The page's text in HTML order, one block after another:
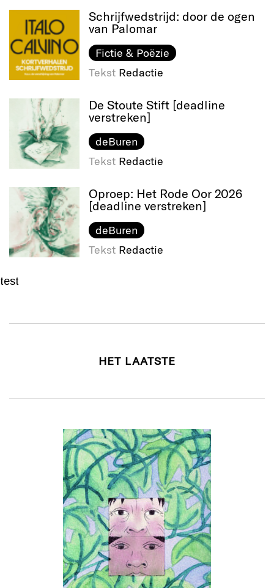
Schrijfwedstrijd: door de ogen
van Palomar
Fictie & Poëzie
Tekst Redactie
De Stoute Stift [deadline
verstreken]
deBuren
Tekst Redactie
Oproep: Het Rode Oor 2026
[deadline verstreken]
deBuren
Tekst Redactie
test
HET LAATSTE